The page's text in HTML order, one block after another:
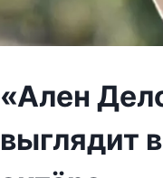
«Ален
выглядит